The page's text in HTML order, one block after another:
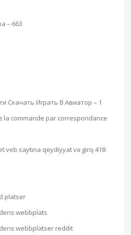
– 663
Скачать Играть В Авиатор – 1
la commande par correspondance
veb saytına qeydiyyat və giriş 418
platser
webbplats
webbplatser reddit